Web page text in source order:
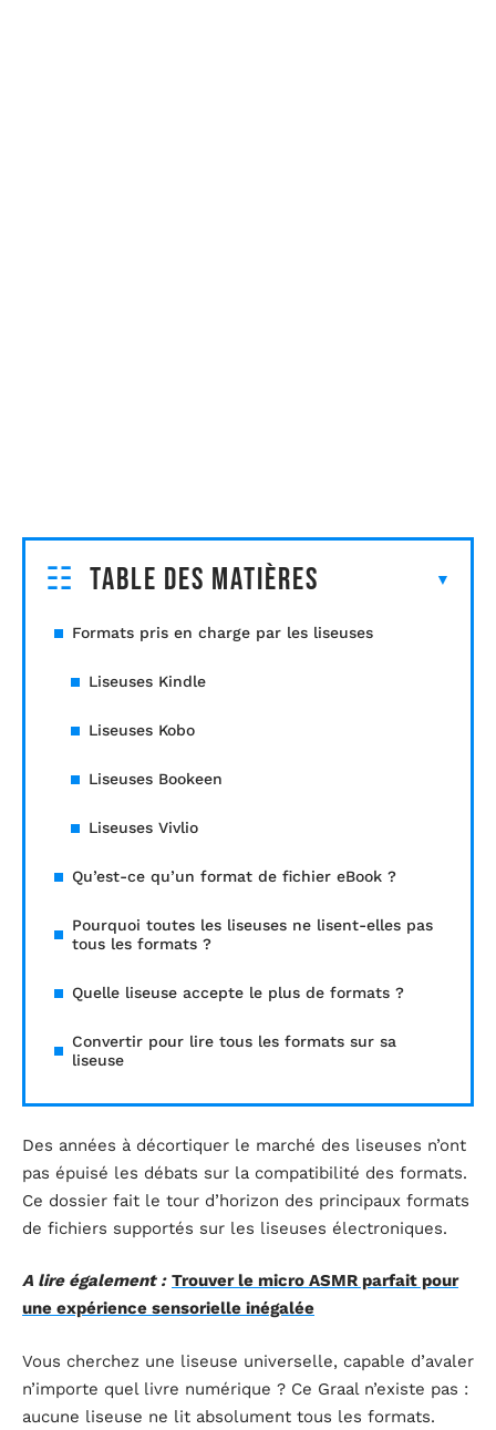
Table des matières
Formats pris en charge par les liseuses
Liseuses Kindle
Liseuses Kobo
Liseuses Bookeen
Liseuses Vivlio
Qu’est-ce qu’un format de fichier eBook ?
Pourquoi toutes les liseuses ne lisent-elles pas
tous les formats ?
Quelle liseuse accepte le plus de formats ?
Convertir pour lire tous les formats sur sa
liseuse
Des années à décortiquer le marché des liseuses n’ont
pas épuisé les débats sur la compatibilité des formats.
Ce dossier fait le tour d’horizon des principaux formats
de fichiers supportés sur les liseuses électroniques.
A lire également : Trouver le micro ASMR parfait pour
une expérience sensorielle inégalée
Vous cherchez une liseuse universelle, capable d’avaler
n’importe quel livre numérique ? Ce Graal n’existe pas :
aucune liseuse ne lit absolument tous les formats.